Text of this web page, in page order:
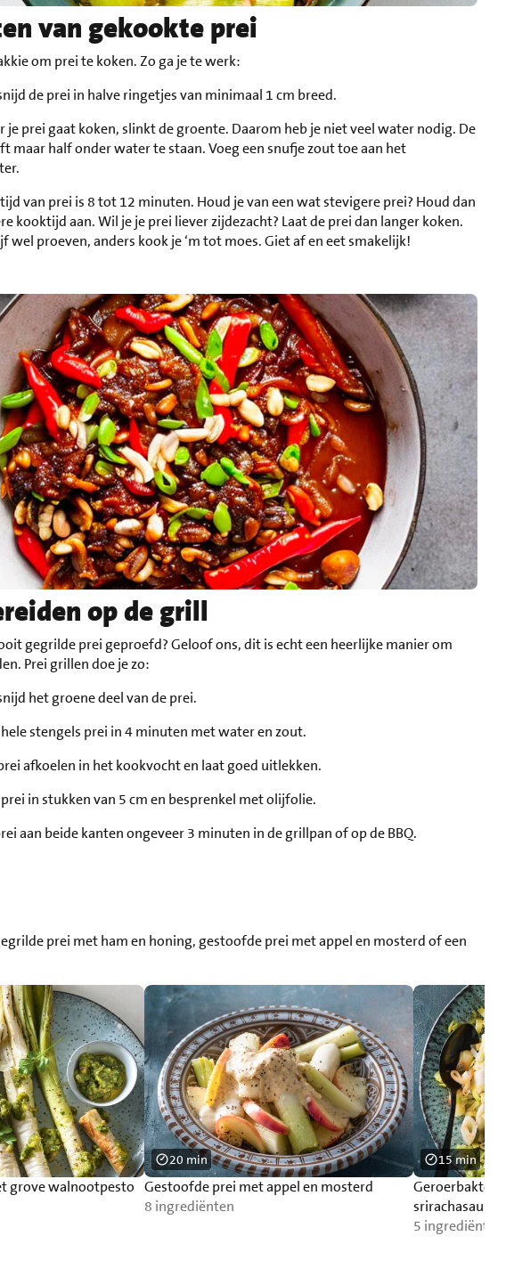
van gekookte prei
om prei te koken. Zo ga je te werk:
de prei in halve ringetjes van minimaal 1 cm breed.
je prei gaat koken, slinkt de groente. Daarom heb je niet veel water nodig. De
maar half onder water te staan. Voeg een snufje zout toe aan het
van prei is 8 tot 12 minuten. Houd je van een wat stevigere prei? Houd dan
kooktijd aan. Wil je je prei liever zijdezacht? Laat de prei dan langer koken.
wel proeven, anders kook je ‘m tot moes. Giet af en eet smakelijk!
op de grill
gegrilde prei geproefd? Geloof ons, dit is echt een heerlijke manier om
Prei grillen doe je zo:
het groene deel van de prei.
hele stengels prei in 4 minuten met water en zout.
afkoelen in het kookvocht en laat goed uitlekken.
in stukken van 5 cm en besprenkel met olijfolie.
aan beide kanten ongeveer 3 minuten in de grillpan of op de BBQ.
prei met ham en honing, gestoofde prei met appel en mosterd of een
grove walnootpesto Gestoofde prei met appel en mosterd
8 ingrediënten
20 min
Geroerbakte
srirachasaus
5 ingrediënten
15 min